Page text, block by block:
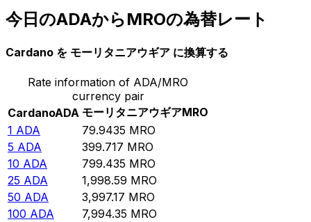
今日のADAからMROの為替レート
Cardano を モーリタニアウギア に換算する
Rate information of ADA/MRO
currency pair
CardanoADA モーリタニアウギアMRO
1 ADA 79.9435 MRO
5 ADA 399.717 MRO
10 ADA 799.435 MRO
25 ADA 1,998.59 MRO
50 ADA 3,997.17 MRO
100 ADA 7,994.35 MRO